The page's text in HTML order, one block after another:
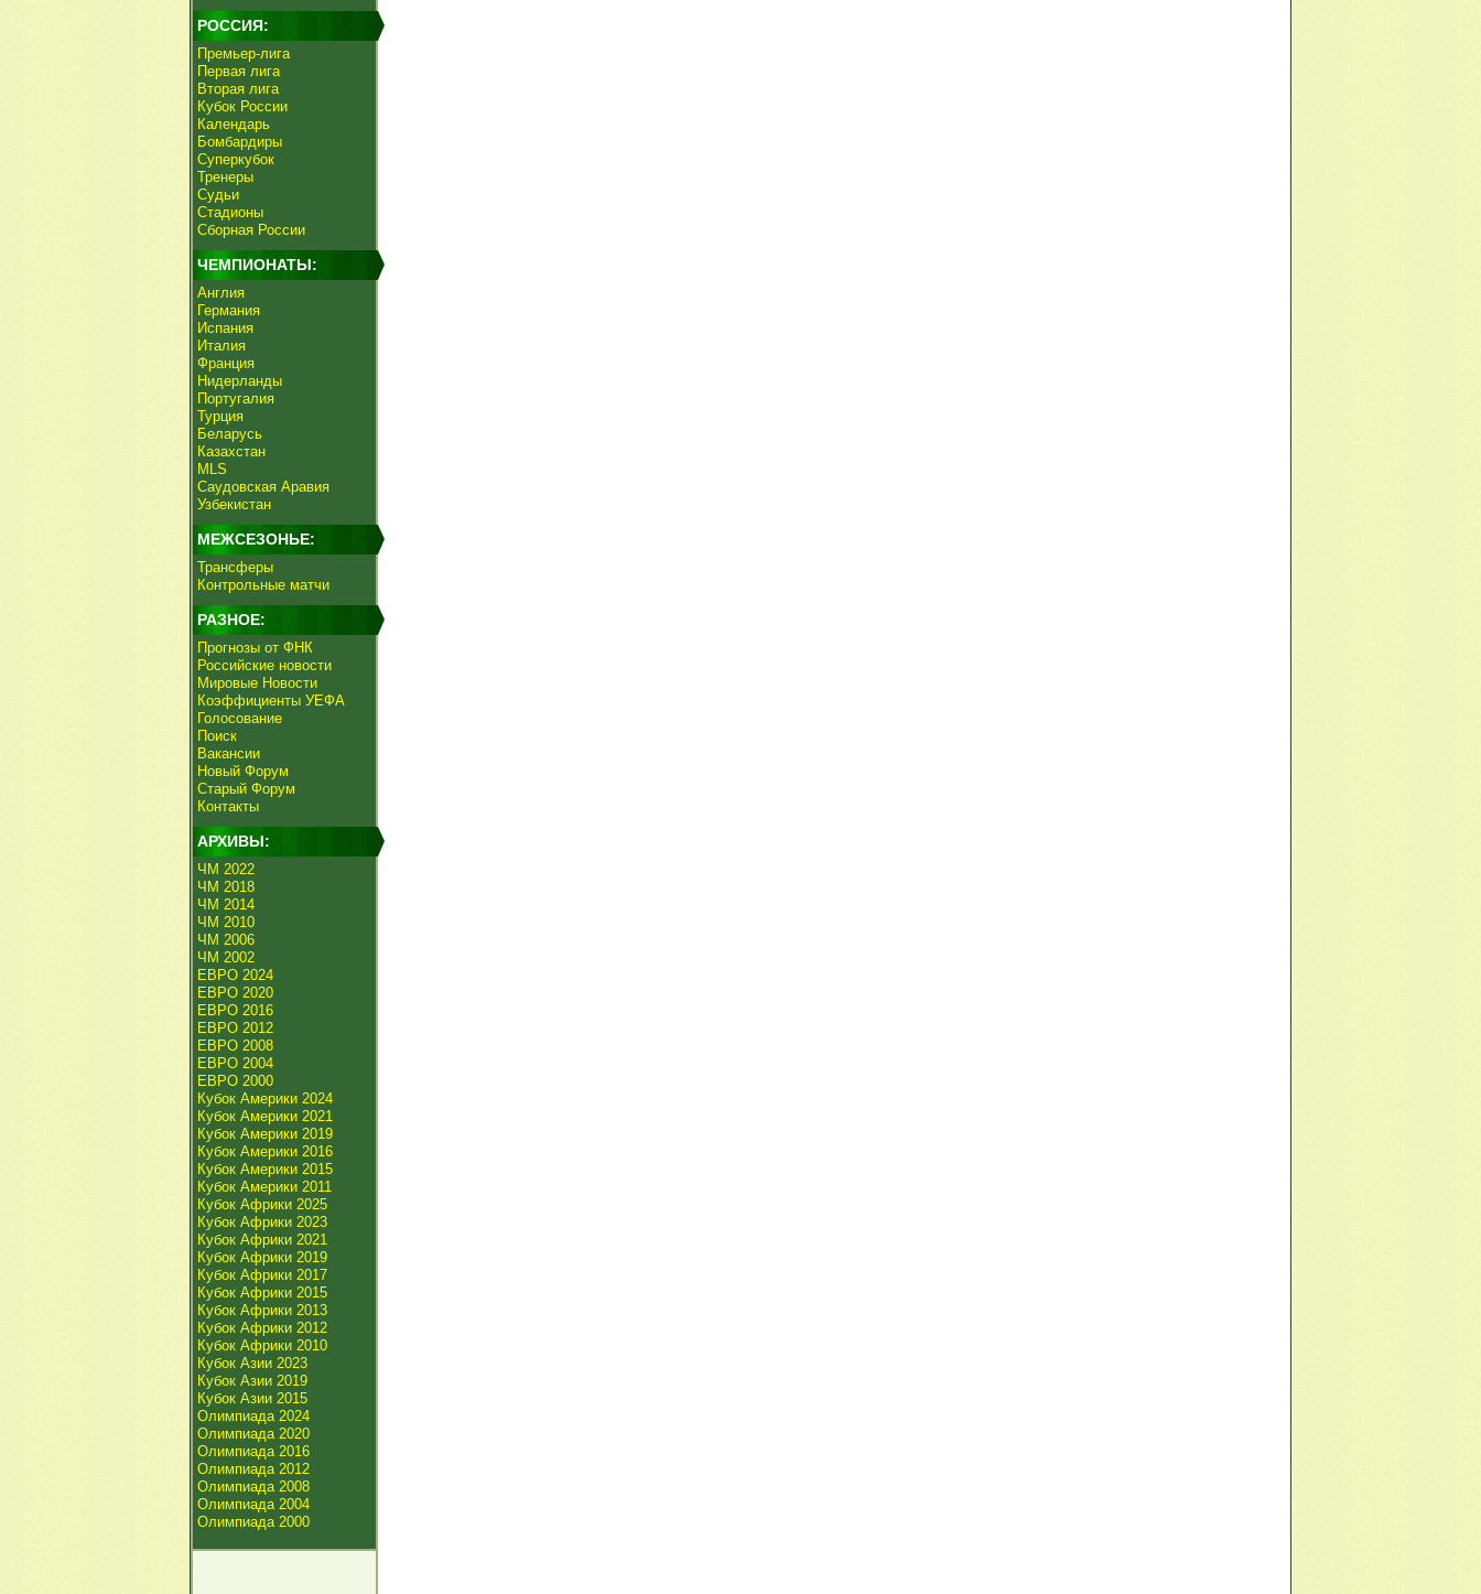
РОССИЯ:
Премьер-лига
Первая лига
Вторая лига
Кубок России
Календарь
Бомбардиры
Суперкубок
Тренеры
Судьи
Стадионы
Сборная России
ЧЕМПИОНАТЫ:
Англия
Германия
Испания
Италия
Франция
Нидерланды
Португалия
Турция
Беларусь
Казахстан
MLS
Саудовская Аравия
Узбекистан
МЕЖСЕЗОНЬЕ:
Трансферы
Контрольные матчи
РАЗНОЕ:
Прогнозы от ФНК
Российские новости
Мировые Новости
Коэффициенты УЕФА
Голосование
Поиск
Вакансии
Новый Форум
Старый Форум
Контакты
АРХИВЫ:
ЧМ 2022
ЧМ 2018
ЧМ 2014
ЧМ 2010
ЧМ 2006
ЧМ 2002
ЕВРО 2024
ЕВРО 2020
ЕВРО 2016
ЕВРО 2012
ЕВРО 2008
ЕВРО 2004
ЕВРО 2000
Кубок Америки 2024
Кубок Америки 2021
Кубок Америки 2019
Кубок Америки 2016
Кубок Америки 2015
Кубок Америки 2011
Кубок Африки 2025
Кубок Африки 2023
Кубок Африки 2021
Кубок Африки 2019
Кубок Африки 2017
Кубок Африки 2015
Кубок Африки 2013
Кубок Африки 2012
Кубок Африки 2010
Кубок Азии 2023
Кубок Азии 2019
Кубок Азии 2015
Олимпиада 2024
Олимпиада 2020
Олимпиада 2016
Олимпиада 2012
Олимпиада 2008
Олимпиада 2004
Олимпиада 2000